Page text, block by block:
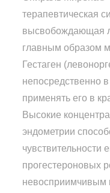
терапевтическая
высвобождающая
главным образом
Гестаген
непосредственно
применять его в
Высокие
эндометрии
чувствительности
прогестероновых
невосприимчивым